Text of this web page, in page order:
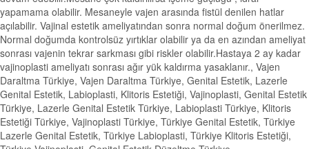
yapamama olabilir. Mesaneyle vajen arasında fistül denilen hatlar
açılabilir. Vajinal estetik ameliyatından sonra normal doğum önerilmez.
Normal doğumda kontrolsüz yırtıklar olabilir ya da en azından ameliyat
sonrası vajenin tekrar sarkması gibi riskler olabilir.Hastaya 2 ay kadar
vajinoplasti ameliyatı sonrası ağır yük kaldırma yasaklanır., Vajen
Daraltma Türkiye, Vajen Daraltma Türkiye, Genital Estetik, Lazerle
Genital Estetik, Labioplasti, Klitoris Estetiği, Vajinoplasti, Genital Estetik
Türkiye, Lazerle Genital Estetik Türkiye, Labioplasti Türkiye, Klitoris
Estetiği Türkiye, Vajinoplasti Türkiye, Türkiye Genital Estetik, Türkiye
Lazerle Genital Estetik, Türkiye Labioplasti, Türkiye Klitoris Estetiği,